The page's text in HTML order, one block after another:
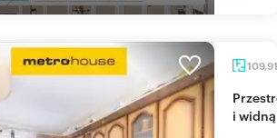
Przestronne 3-pokojowe mieszkanie z garderobą
i